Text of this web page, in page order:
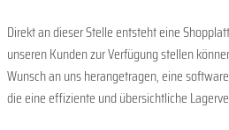
Direkt an dieser Stelle entsteht eine
unseren Kunden zur Verfügung stellen
Wunsch an uns herangetragen, eine
die eine effiziente und übersichtliche